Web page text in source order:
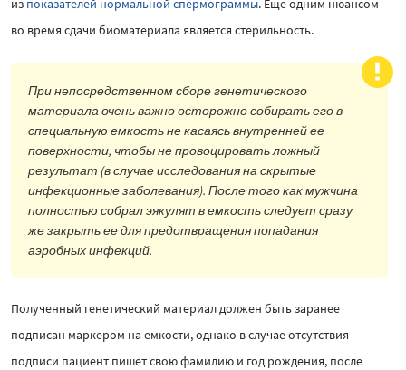
из показателей нормальной спермограммы. Еще одним нюансом
во время сдачи биоматериала является стерильность.
При непосредственном сборе генетического
материала очень важно осторожно собирать его в
специальную емкость не касаясь внутренней ее
поверхности, чтобы не провоцировать ложный
результат (в случае исследования на скрытые
инфекционные заболевания). После того как мужчина
полностью собрал эякулят в емкость следует сразу
же закрыть ее для предотвращения попадания
аэробных инфекций.
Полученный генетический материал должен быть заранее
подписан маркером на емкости, однако в случае отсутствия
подписи пациент пишет свою фамилию и год рождения, после